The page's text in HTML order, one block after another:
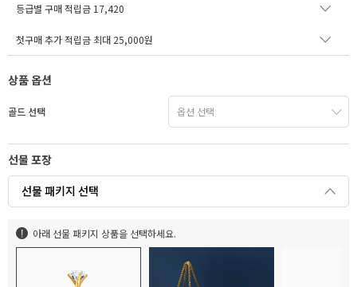
등급별 구매 적립금 17,420
첫구매 추가 적립금 최대 25,000원
상품 옵션
골드 선택
선물 포장
선물 패키지 선택
아래 선물 패키지 상품을 선택하세요.